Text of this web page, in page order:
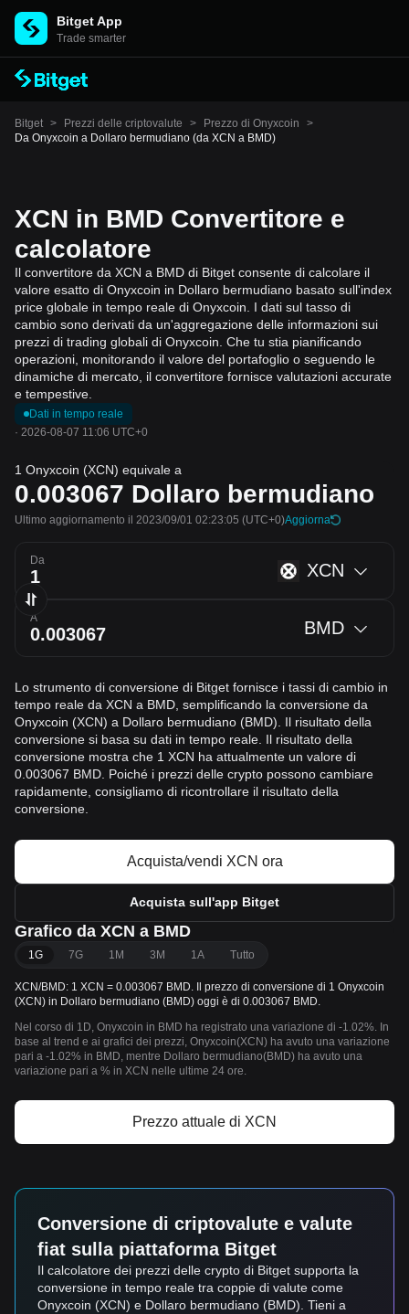
Bitget App
Trade smarter
Bitget > Prezzi delle criptovalute > Prezzo di Onyxcoin
>
Da Onyxcoin a Dollaro bermudiano (da XCN a BMD)
XCN in BMD Convertitore e
calcolatore
Il convertitore da XCN a BMD di Bitget consente di calcolare il
valore esatto di Onyxcoin in Dollaro bermudiano basato sull'index
price globale in tempo reale di Onyxcoin. I dati sul tasso di
cambio sono derivati da un'aggregazione delle informazioni sui
prezzi di trading globali di Onyxcoin. Che tu stia pianificando
operazioni, monitorando il valore del portafoglio o seguendo le
dinamiche di mercato, il convertitore fornisce valutazioni accurate
e tempestive.
Dati in tempo reale
· 2026-08-07 11:06 UTC+0
1 Onyxcoin (XCN) equivale a
0.003067 Dollaro bermudiano
Ultimo aggiornamento il 2023/09/01 02:23:05 (UTC+0)Aggiorna
Da XCN
A BMD
Lo strumento di conversione di Bitget fornisce i tassi di cambio in
tempo reale da XCN a BMD, semplificando la conversione da
Onyxcoin (XCN) a Dollaro bermudiano (BMD). Il risultato della
conversione si basa su dati in tempo reale. Il risultato della
conversione mostra che 1 XCN ha attualmente un valore di
0.003067 BMD. Poiché i prezzi delle crypto possono cambiare
rapidamente, consigliamo di ricontrollare il risultato della
conversione.
Acquista/vendi XCN ora
Acquista sull'app Bitget
Grafico da XCN a BMD
1G 7G 1M 3M 1A Tutto
XCN/BMD: 1 XCN = 0.003067 BMD. Il prezzo di conversione di 1 Onyxcoin
(XCN) in Dollaro bermudiano (BMD) oggi è di 0.003067 BMD.
Nel corso di 1D, Onyxcoin in BMD ha registrato una variazione di -1.02%. In
base al trend e ai grafici dei prezzi, Onyxcoin(XCN) ha avuto una variazione
pari a -1.02% in BMD, mentre Dollaro bermudiano(BMD) ha avuto una
variazione pari a % in XCN nelle ultime 24 ore.
Prezzo attuale di XCN
Conversione di criptovalute e valute
fiat sulla piattaforma Bitget
Il calcolatore dei prezzi delle crypto di Bitget supporta la
conversione in tempo reale tra coppie di valute come
Onyxcoin (XCN) e Dollaro bermudiano (BMD). Tieni a